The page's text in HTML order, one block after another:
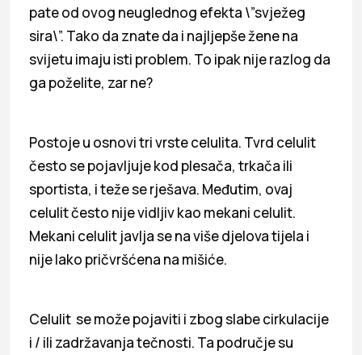
pate od ovog neuglednog efekta \”svježeg
sira\”. Tako da znate da i najljepše žene na
svijetu imaju isti problem. To ipak nije razlog da
ga poželite, zar ne?
Postoje u osnovi tri vrste celulita. Tvrd celulit
često se pojavljuje kod plesača, trkača ili
sportista, i teže se rješava. Međutim, ovaj
celulit često nije vidljiv kao mekani celulit.
Mekani celulit javlja se na više djelova tijela i
nije lako pričvršćena na mišiće.
Celulit se može pojaviti i zbog slabe cirkulacije
i / ili zadržavanja tečnosti. Ta područje su